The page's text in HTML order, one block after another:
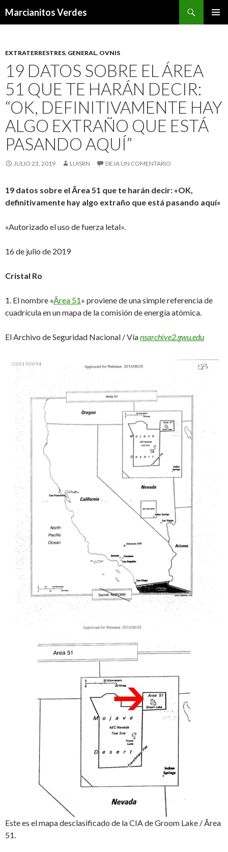
Marcianitos Verdes
EXTRATERRESTRES, GENERAL, OVNIS
19 DATOS SOBRE EL ÁREA
51 QUE TE HARÁN DECIR:
“OK, DEFINITIVAMENTE HAY
ALGO EXTRAÑO QUE ESTÁ
PASANDO AQUÍ”
JULIO 23, 2019 LUISRN DEJA UN COMENTARIO
19 datos sobre el Ãrea 51 que te harán decir: «OK,
definitivamente hay algo extraño que está pasando aquí»
«Autorizado el uso de fuerza letal».
16 de julio de 2019
Cristal Ro
1. El nombre «Ãrea 51» proviene de una simple referencia de
cuadrícula en un mapa de la comisión de energía atómica.
El Archivo de Seguridad Nacional / Víansarchive2.gwu.edu
Este es el mapa desclasificado de la CIA de Groom Lake / Ãrea
51.